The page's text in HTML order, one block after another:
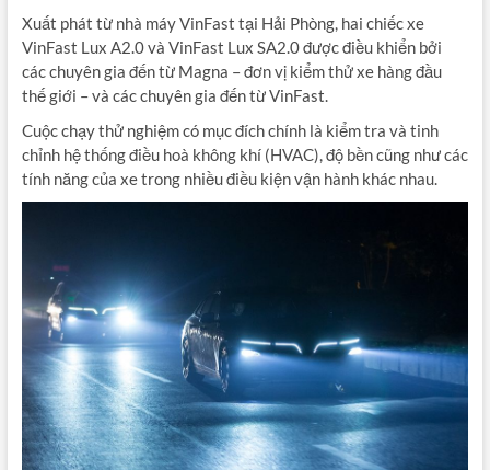
Xuất phát từ nhà máy VinFast tại Hải Phòng, hai chiếc xe
VinFast Lux A2.0 và VinFast Lux SA2.0 được điều khiển bởi
các chuyên gia đến từ Magna – đơn vị kiểm thử xe hàng đầu
thế giới – và các chuyên gia đến từ VinFast.
Cuộc chạy thử nghiệm có mục đích chính là kiểm tra và tinh
chỉnh hệ thống điều hoà không khí (HVAC), độ bền cũng như các
tính năng của xe trong nhiều điều kiện vận hành khác nhau.